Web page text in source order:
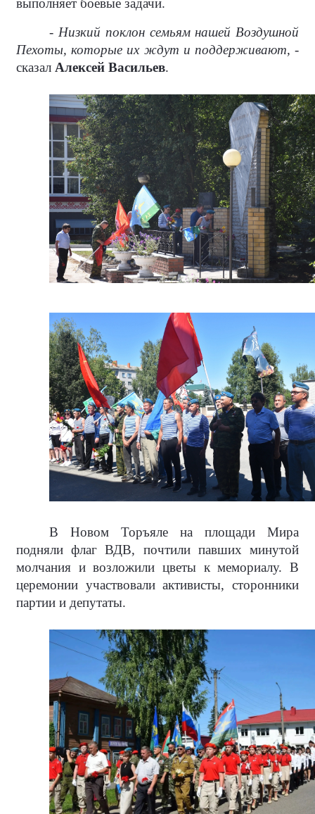
- Низкий поклон семьям нашей Воздушной
Пехоты, которые их ждут и поддерживают, -
сказал Алексей Васильев.
В Новом Торъяле на площади Мира
подняли флаг ВДВ, почтили павших минутой
молчания и возложили цветы к мемориалу. В
церемонии участвовали активисты, сторонники
партии и депутаты.